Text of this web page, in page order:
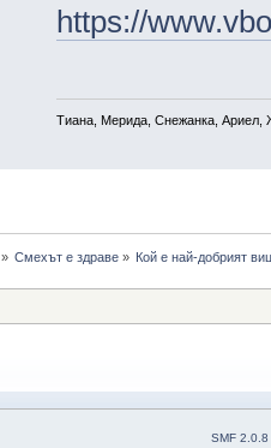
https://
Тиана, Мерида, Снежанка,
» Смехът е здраве» Кой е най-добрият
SMF 2.0.8